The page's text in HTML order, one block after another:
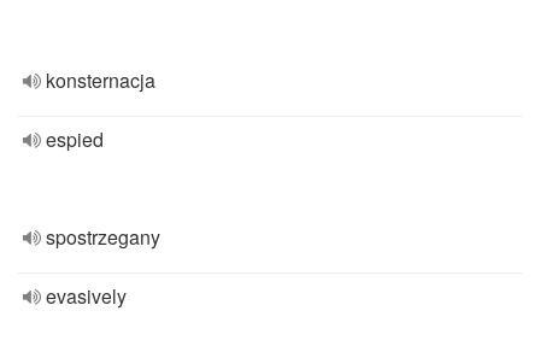
konsternacja
espied
spostrzegany
evasively